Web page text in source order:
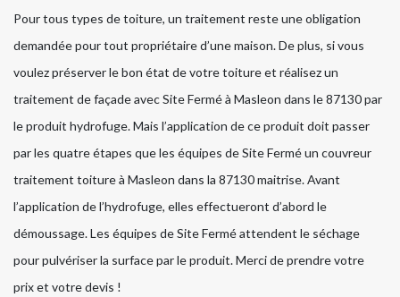
Pour tous types de toiture, un traitement reste une obligation
demandée pour tout propriétaire d’une maison. De plus, si vous
voulez préserver le bon état de votre toiture et réalisez un
traitement de façade avec Site Fermé à Masleon dans le 87130 par
le produit hydrofuge. Mais l’application de ce produit doit passer
par les quatre étapes que les équipes de Site Fermé un couvreur
traitement toiture à Masleon dans la 87130 maitrise. Avant
l’application de l’hydrofuge, elles effectueront d’abord le
démoussage. Les équipes de Site Fermé attendent le séchage
pour pulvériser la surface par le produit. Merci de prendre votre
prix et votre devis !